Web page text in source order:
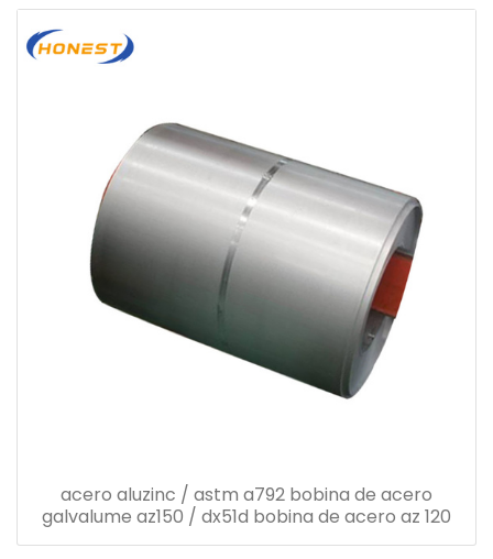
acero aluzinc / astm a792 bobina de acero
galvalume az150 / dx51d bobina de acero az 120